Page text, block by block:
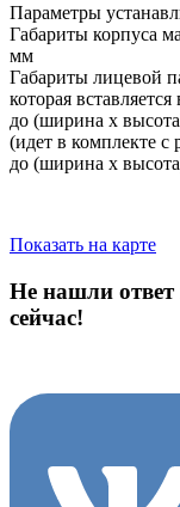
Параметры
Габариты корпуса
мм
Габариты лицевой
которая
до (ширина х
(идет в комплекте с
до (ширина х
Показать на карте
Не нашли ответ
сейчас!